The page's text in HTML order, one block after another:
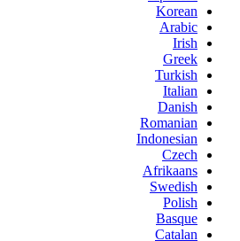
Korean
Arabic
Irish
Greek
Turkish
Italian
Danish
Romanian
Indonesian
Czech
Afrikaans
Swedish
Polish
Basque
Catalan